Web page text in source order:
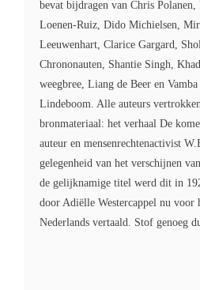
bevat bijdragen van Chris
Loenen-Ruiz, Dido Michielsen,
Leeuwenhart, Clarice Gargard,
Chrononauten, Shantie Singh,
weegbree, Liang de Beer en
Lindeboom. Alle auteurs
bronmateriaal: het verhaal De
auteur en mensenrechtenactivist
gelegenheid van het verschijnen
de gelijknamige titel werd dit in
door Adiëlle Westercappel nu voor
Nederlands vertaald. Stof genoeg